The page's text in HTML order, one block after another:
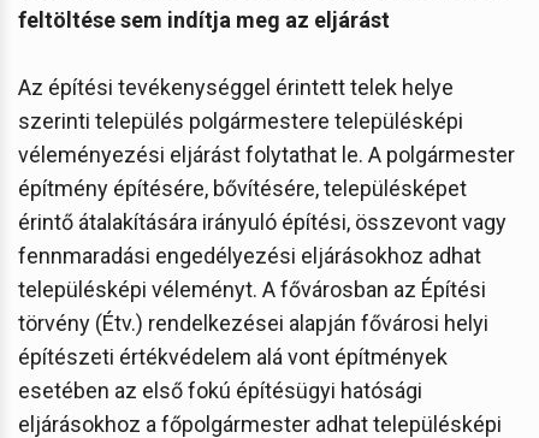
feltöltése sem indítja meg az eljárást
Az építési tevékenységgel érintett telek helye
szerinti település polgármestere településképi
véleményezési eljárást folytathat le. A polgármester
építmény építésére, bővítésére, településképet
érintő átalakítására irányuló építési, összevont vagy
fennmaradási engedélyezési eljárásokhoz adhat
településképi véleményt. A fővárosban az Építési
törvény (Étv.) rendelkezései alapján fővárosi helyi
építészeti értékvédelem alá vont építmények
esetében az első fokú építésügyi hatósági
eljárásokhoz a főpolgármester adhat településképi